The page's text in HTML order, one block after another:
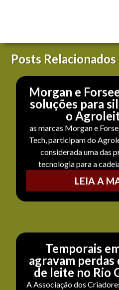
Posts Relacionados
Morgan e
soluções para
o
as marcas Morgan e
Tech, participam do
considerada uma das
tecnologia para a
LEIA A
Temporais
agravam
de leite no Rio
A Associação dos